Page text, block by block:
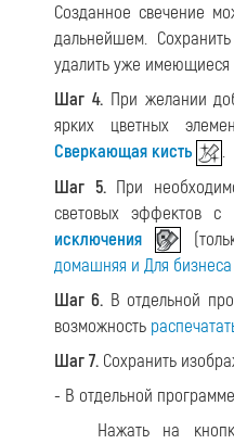
Созданное свечение
дальнейшем.
удалить уже
Шаг 4.При желании
ярких цветных
Сверкающая кисть
.
Шаг 5.При
световых эффектов с
исключения
домашняя и Для бизнеса
Шаг 6. В отдельной
возможность
Шаг 7. Сохранить
- В отдельной
Нажать на